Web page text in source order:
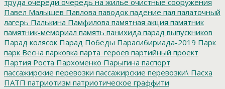
Павел Малышев Павлова паводок падение пал палаточный
лагерь Палькина Памфилова памятная акция памятник
памятник-мемориал память панихида парад выпускников
Парад колясок Парад Победы Парасибириада-2019 Парк
парк Весна парковка парта_героев партийный проект
Партия Роста Пархоменко Парыгина паспорт
пассажирские перевозки пассажирские перевозки\ Пасха
ПАТП патриотизм патриотическое граффити